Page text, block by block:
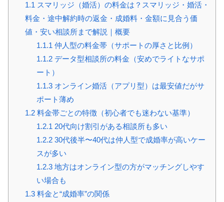
1.1 スマリッジ（婚活）の料金は？スマリッジ・婚活・
料金・途中解約時の返金・成婚料・金額に見合う価
値・安い相談所まで解説｜概要
1.1.1 仲人型の料金帯（サポートの厚さと比例）
1.1.2データ型相談所の料金（安めでライトなサポ
ート）
1.1.3オンライン婚活（アプリ型）は最安値だがサ
ポート薄め
1.2料金帯ごとの特徴（初心者でも迷わない基準）
1.2.1 20代向け割引がある相談所も多い
1.2.230代後半〜40代は仲人型で成婚率が高いケー
スが多い
1.2.3地方はオンライン型の方がマッチングしやす
い場合も
1.3料金と“成婚率”の関係